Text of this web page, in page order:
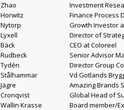
Zhao
Investment
Horwitz
Finance Process
Nytorp
Growth Investor
Lyxell
Director of
Bäck
CEO at Coloreel
Rudbeck
Senior Advisor
Tydén
Director Group
Stålhammar
Vd Gotlands
Jägre
Amazing Brands
Cronqvist
Global Head of
Wallin Krasse
Board member/